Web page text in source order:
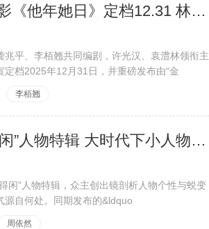
2025跨年最佳仪式感爱情电影《他年她日》定档12.31 林俊杰献唱主题曲力挺许光汉复出首作
平、李栢翘共同编剧，许光汉、袁澧林领衔
档2025年12月31日，并重磅发布由“金
李栢翘
电影《得闲谨制》发布“不得闲”人物特辑 大时代下小人物群像引观众心灵共振
闲”人物特辑，众主创出镜剖析人物个性与蜕变
自何处。同期发布的&ldquo
周依然